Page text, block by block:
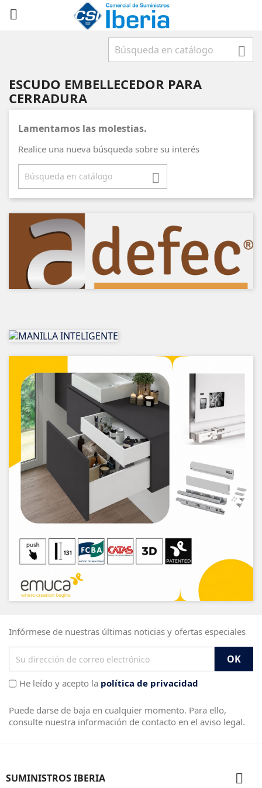


ESCUDO EMBELLECEDOR PARA
CERRADURA
Lamentamos las molestias.
Realice una nueva búsqueda sobre su interés

Infórmese de nuestras últimas noticias y ofertas especiales
He leído y acepto la política de privacidad
Puede darse de baja en cualquier momento. Para ello,
consulte nuestra información de contacto en el aviso legal.
SUMINISTROS IBERIA 